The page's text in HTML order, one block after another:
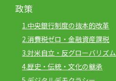
政策
1.中央銀行制度の抜本的改革
2.消費税ゼロ・金融資産課税
3.対米自立・反グローバリズム
4.歴史・伝統・文化の継承